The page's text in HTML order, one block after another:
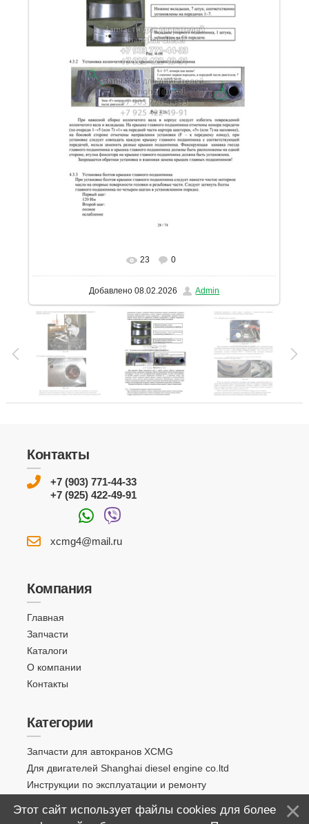
В реальном размере 1131x1600
23 0
Добавлено 08.02.2026 Admin
Контакты
+7 (903) 771-44-33
+7 (925) 422-49-91
xcmg4@mail.ru
Компания
Главная
Запчасти
Каталоги
О компании
Контакты
Категории
Запчасти для автокранов XCMG
Для двигателей Shanghai diesel engine co.ltd
Инструкции по эксплуатации и ремонту
Этот сайт использует файлы cookies для более